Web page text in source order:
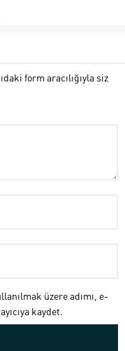
form aracılığıyla siz
üzere adımı, e-
kaydet.